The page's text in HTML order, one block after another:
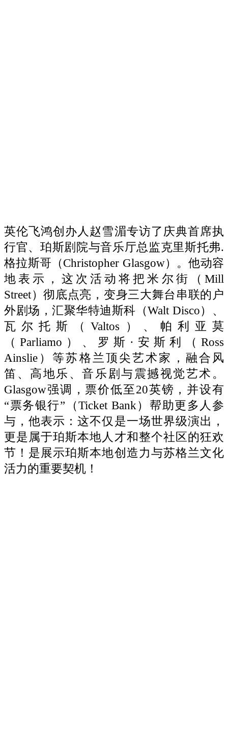
英伦飞鸿创办人赵雪湄专访了庆典首席执
行官、珀斯剧院与音乐厅总监克里斯托弗.
格拉斯哥（Christopher Glasgow）。他动容
地表示，这次活动将把米尔街（Mill
Street）彻底点亮，变身三大舞台串联的户
外剧场，汇聚华特迪斯科（Walt Disco）、
瓦尔托斯（Valtos）、帕利亚莫
（Parliamo）、罗斯·安斯利（Ross
Ainslie）等苏格兰顶尖艺术家，融合风
笛、高地乐、音乐剧与震撼视觉艺术。
Glasgow强调，票价低至20英镑，并设有
“票务银行”（Ticket Bank）帮助更多人参
与，他表示：这不仅是一场世界级演出，
更是属于珀斯本地人才和整个社区的狂欢
节！是展示珀斯本地创造力与苏格兰文化
活力的重要契机！